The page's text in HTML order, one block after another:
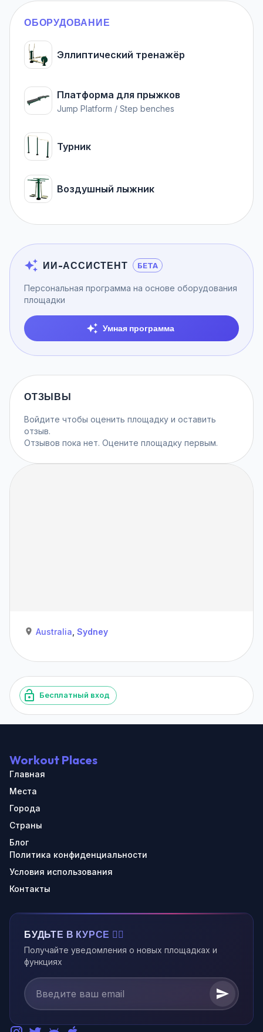
ОБОРУДОВАНИЕ
Эллиптический тренажёр
Платформа для прыжков
Jump Platform / Step benches
Турник
Воздушный лыжник
ИИ-АССИСТЕНТ БЕТА
Персональная программа на основе оборудования
площадки
Умная программа
ОТЗЫВЫ
Войдите чтобы оценить площадку и оставить
отзыв.
Отзывов пока нет. Оцените площадку первым.
Australia Sydney
Бесплатный вход
Workout Places
Главная
Места
Города
Страны
Блог
Политика конфиденциальности
Условия использования
Контакты
БУДЬТЕ В КУРСЕ 🏃‍♂️
Получайте уведомления о новых площадках и
функциях